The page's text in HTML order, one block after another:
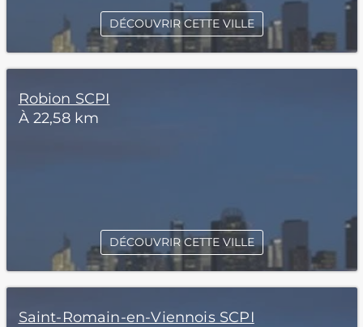
DÉCOUVRIR CETTE VILLE
Robion SCPI
À 22,58 km
DÉCOUVRIR CETTE VILLE
Saint-Romain-en-Viennois SCPI